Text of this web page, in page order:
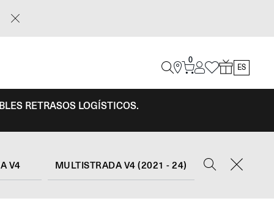
0
ES
RETRASOS LOGÍSTICOS.
V4 MULTISTRADA V4 (2021 - 24)